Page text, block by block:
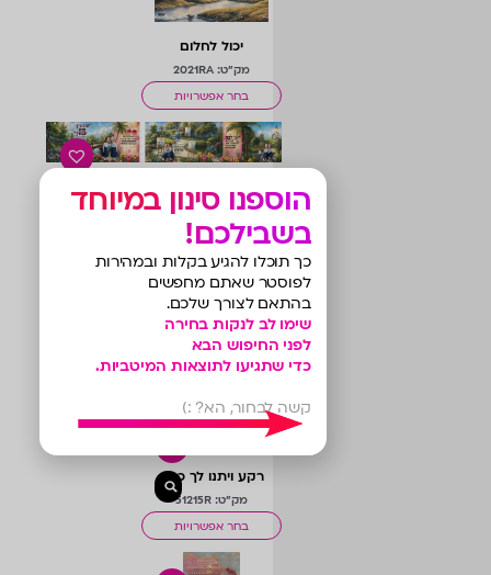
יכול לחלום
מק"ט: 2021RA
בחר אפשרויות
מק"ט: 51000C_D
בחר אפשרויות
לוח מודעות חד
פעמיותימק"ט: 9401M
רקע ויתנו לך כתר
מלוכהמק"ט: 51215R
בחר אפשרויות
הוספנו סינון במיוחד
בשבילכם!
כך תוכלו להגיע בקלות ובמהירות
לפוסטר שאתם מחפשים
בהתאם לצורך שלכם.
שימו לב לנקות בחירה
לפני החיפוש הבא
כדי שתגיעו לתוצאות המיטביות.
קשה לבחור, הא? :)